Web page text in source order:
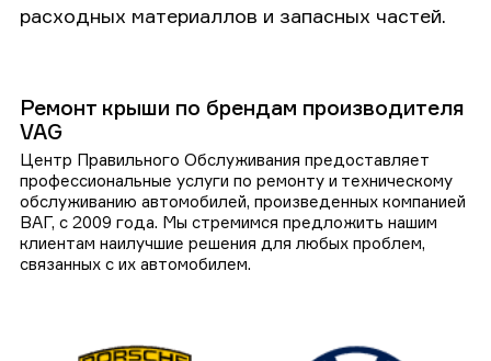
расходных материаллов и запасных частей.
Ремонт крыши по брендам производителя
VAG
Центр Правильного Обслуживания предоставляет
профессиональные услуги по ремонту и техническому
обслуживанию автомобилей, произведенных компанией
ВАГ, с 2009 года. Мы стремимся предложить нашим
клиентам наилучшие решения для любых проблем,
связанных с их автомобилем.